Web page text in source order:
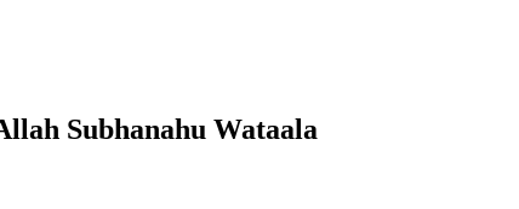
Subhanahu Wataala